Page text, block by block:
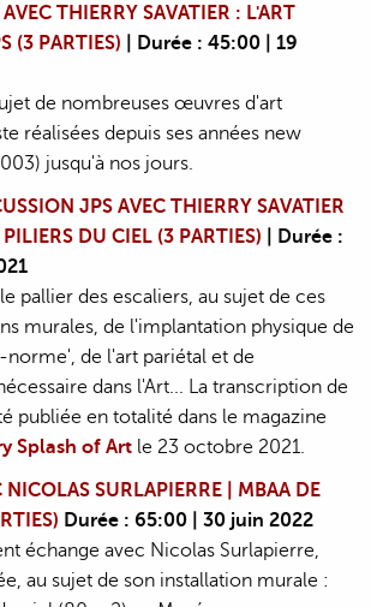
THIERRY SAVATIER : L'ART
(3 PARTIES) | Durée : 45:00 | 19
de nombreuses œuvres d'art
réalisées depuis ses années new
jusqu'à nos jours.
JPS AVEC THIERRY SAVATIER
DU CIEL (3 PARTIES) | Durée :
pallier des escaliers, au sujet de ces
murales, de l'implantation physique de
de l'art pariétal et de
dans l'Art... La transcription de
publiée en totalité dans le magazine
Splash of Art le 23 octobre 2021.
NICOLAS SURLAPIERRE | MBAA DE
Durée : 65:00 | 30 juin 2022
échange avec Nicolas Surlapierre,
au sujet de son installation murale :